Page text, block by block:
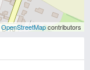
OpenStreetMapcontributors